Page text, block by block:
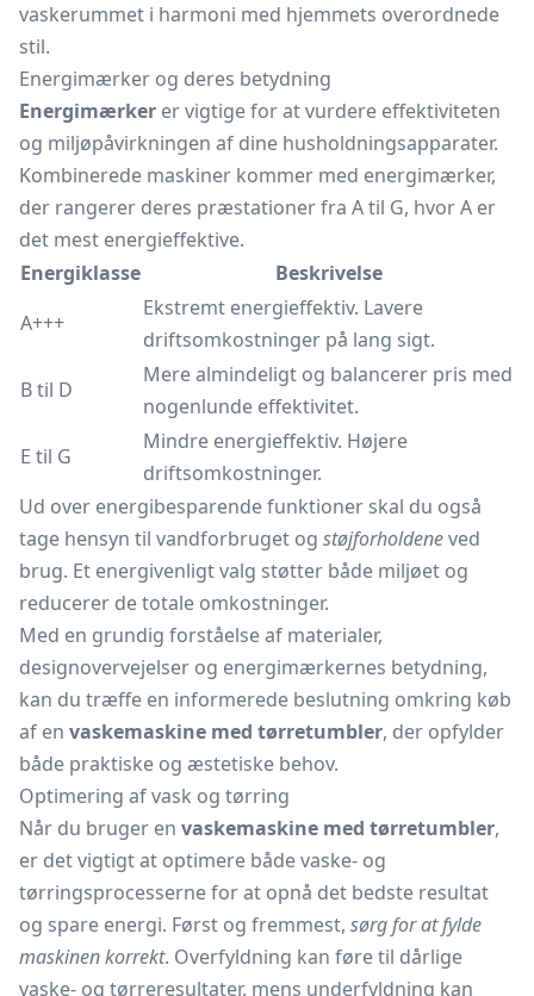
vaskerummet i harmoni med hjemmets overordnede
stil.
Energimærker og deres betydning
Energimærker er vigtige for at vurdere effektiviteten
og miljøpåvirkningen af dine husholdningsapparater.
Kombinerede maskiner kommer med energimærker,
der rangerer deres præstationer fra A til G, hvor A er
det mest energieffektive.
Energiklasse
Beskrivelse
A+++
Ekstremt energieffektiv. Lavere
driftsomkostninger på lang sigt.
B til D
Mere almindeligt og balancerer pris med
nogenlunde effektivitet.
E til G
Mindre energieffektiv. Højere
driftsomkostninger.
Ud over energibesparende funktioner skal du også
tage hensyn til vandforbruget og støjforholdeneved
brug. Et energivenligt valg støtter både miljøet og
reducerer de totale omkostninger.
Med en grundig forståelse af materialer,
designovervejelser og energimærkernes betydning,
kan du træffe en informerede beslutning omkring køb
af en vaskemaskine med tørretumbler, der opfylder
både praktiske og æstetiske behov.
Optimering af vask og tørring
Når du bruger en vaskemaskine med tørretumbler,
er det vigtigt at optimere både vaske- og
tørringsprocesserne for at opnå det bedste resultat
og spare energi. Først og fremmest, sørg for at fylde
maskinen korrekt. Overfyldning kan føre til dårlige
vaske- og tørreresultater, mens underfyldning kan